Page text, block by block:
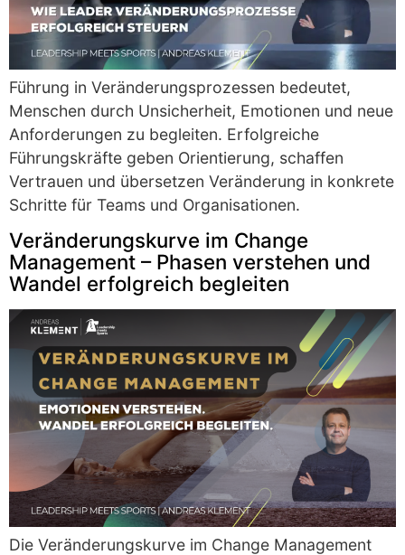
Führung in Veränderungsprozessen bedeutet,
Menschen durch Unsicherheit, Emotionen und neue
Anforderungen zu begleiten. Erfolgreiche
Führungskräfte geben Orientierung, schaffen
Vertrauen und übersetzen Veränderung in konkrete
Schritte für Teams und Organisationen.
Veränderungskurve im Change
Management – Phasen verstehen und
Wandel erfolgreich begleiten
Die Veränderungskurve im Change Management